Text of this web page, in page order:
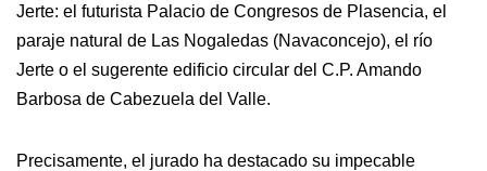
Jerte: el futurista Palacio de Congresos de Plasencia, el
paraje natural de Las Nogaledas (Navaconcejo), el río
Jerte o el sugerente edificio circular del C.P. Amando
Barbosa de Cabezuela del Valle.
Precisamente, el jurado ha destacado su impecable